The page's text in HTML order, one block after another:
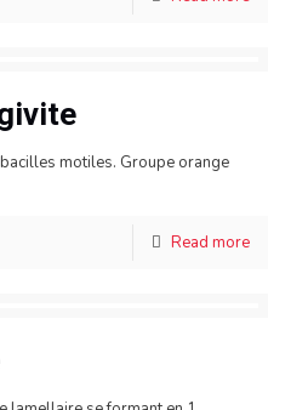
motiles. Groupe orange
Read more